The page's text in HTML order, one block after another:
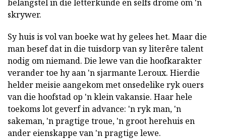
belangstel in die letterkunde en selfs drome om 'n
skrywer.
Sy huis is vol van boeke wat hy gelees het. Maar die
man besef dat in die tuisdorp van sy literêre talent
nodig om niemand. Die lewe van die hoofkarakter
verander toe hy aan 'n sjarmante Leroux. Hierdie
helder meisie aangekom met onsedelike ryk ouers
van die hoofstad op 'n klein vakansie. Haar hele
toekoms lot geverf in advance: 'n ryk man, 'n
sakeman, 'n pragtige troue, 'n groot herehuis en
ander eienskappe van 'n pragtige lewe.